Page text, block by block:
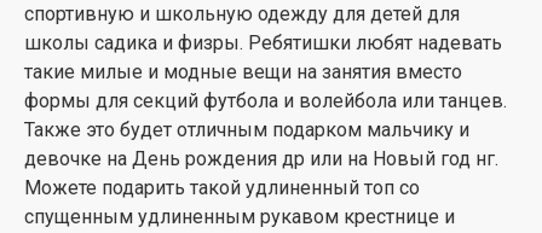
спортивную и школьную одежду для детей для
школы садика и физры. Ребятишки любят надевать
такие милые и модные вещи на занятия вместо
формы для секций футбола и волейбола или танцев.
Также это будет отличным подарком мальчику и
девочке на День рождения др или на Новый год нг.
Можете подарить такой удлиненный топ со
спущенным удлиненным рукавом крестнице и